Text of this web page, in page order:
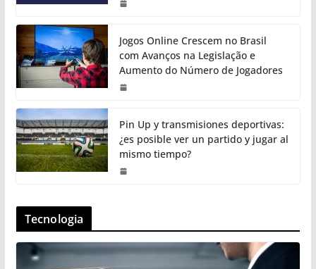
Jogos Online Crescem no Brasil
com Avanços na Legislação e
Aumento do Número de Jogadores
Pin Up y transmisiones deportivas:
¿es posible ver un partido y jugar al
mismo tiempo?
Tecnologia